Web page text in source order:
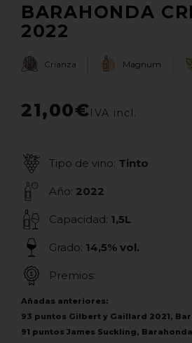
BARAHONDA
2022
Crianza Magnum
21,00€
Tipo de vino: Tinto
Año: 2022
Capacidad: 1,5L
Grado: 14,5% vol.
Premios:
Añadas anteriores:
93 puntos Gilbert y Gaillard 2021,
91 puntos James Suckling,